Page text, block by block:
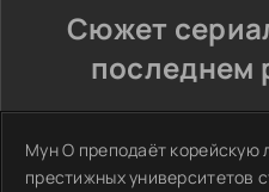
Сюжет
последнем
Мун О преподаёт корейскую
престижных университетов